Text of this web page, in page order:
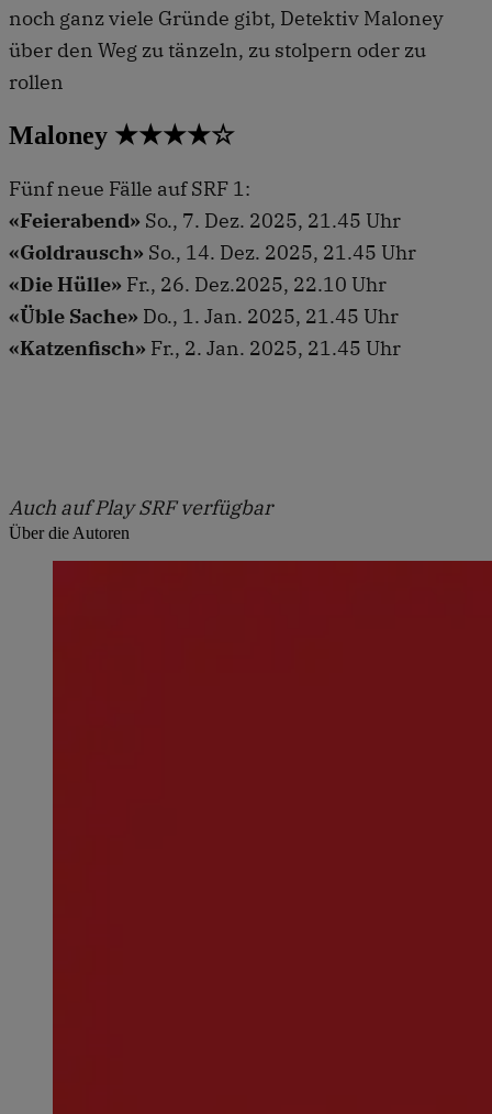
noch ganz viele Gründe gibt, Detektiv Maloney
über den Weg zu tänzeln, zu stolpern oder zu
rollen
Maloney ★★★★☆
Fünf neue Fälle auf SRF 1:
«Feierabend» So., 7. Dez. 2025, 21.45 Uhr
«Goldrausch» So., 14. Dez. 2025, 21.45 Uhr
«Die Hülle» Fr., 26. Dez.2025, 22.10 Uhr
«Üble Sache» Do., 1. Jan. 2025, 21.45 Uhr
«Katzenfisch» Fr., 2. Jan. 2025, 21.45 Uhr
Auch auf Play SRF verfügbar
Über die Autoren